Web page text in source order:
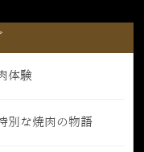
体験
別な焼肉の物語